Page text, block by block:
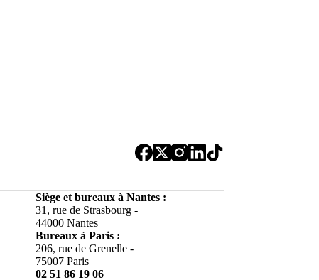
Siège et bureaux à Nantes :
31, rue de Strasbourg -
44000 Nantes
Bureaux à Paris :
206, rue de Grenelle -
75007 Paris
02 51 86 19 06